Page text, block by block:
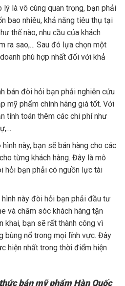
lý là vô cùng quan trọng, bạn phải
bao nhiêu, khả năng tiêu thụ tại
thế nào, nhu cầu của khách
ra sao,… Sau đó lựa chọn một
phù hợp nhất đối với khả
bán đòi hỏi bạn phải nghiên cứu
mỹ phẩm chính hãng giá tốt. Với
tính toán thêm các chi phí như
này, bạn sẽ bán hàng cho các
từng khách hàng. Đây là mô
hỏi bạn phải có nguồn lực tài
hình này đòi hỏi bạn phải đầu tư
và chăm sóc khách hàng tận
khai, bạn sẽ rất thành công vì
bùng nổ trong mọi lĩnh vực. Đây
hiện nhất trong thời điểm hiện
bán mỹ phẩm Hàn Quốc